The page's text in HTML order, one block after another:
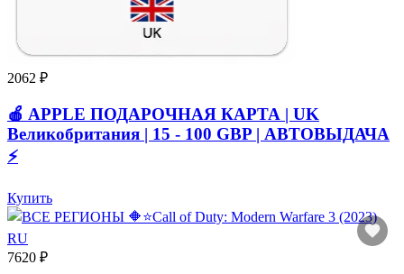
2062 ₽
🍎 APPLE ПОДАРОЧНАЯ КАРТА | UK
Великобритания | 15 - 100 GBP | АВТОВЫДАЧА
⚡️
Купить
7620 ₽